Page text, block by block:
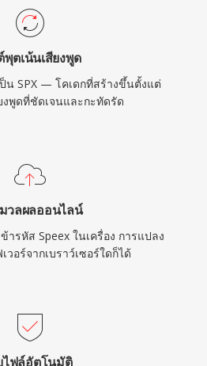
งมีคุณค่า
พุตเน้นเสียงพูด
ป็น SPX — โคเดกที่สร้างขึ้นตั้งแต่
งพูดที่ชัดเจนและกะทัดรัด
วลผลออนไลน์
ารหัส Speex ในเครื่อง การแปลง
วอร์จากเบราว์เซอร์ใดก็ได้
ไฟล์อัตโนมัติ